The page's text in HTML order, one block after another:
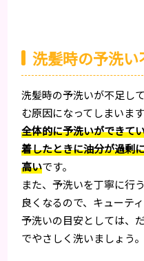
洗髪時の予洗い
洗髪時の予洗いが不足し
む原因になってしまいます
全体的に予洗いができて
着したときに油分が過剰
高いです。
また、予洗いを丁寧に行
良くなるので、キューテ
予洗いの目安としては、
でやさしく洗いましょう。